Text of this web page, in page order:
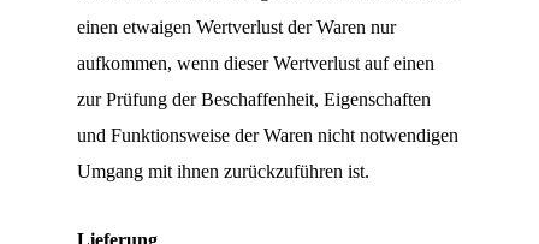
einen etwaigen Wertverlust der Waren nur
aufkommen, wenn dieser Wertverlust auf einen
zur Prüfung der Beschaffenheit, Eigenschaften
und Funktionsweise der Waren nicht notwendigen
Umgang mit ihnen zurückzuführen ist.
Lieferung